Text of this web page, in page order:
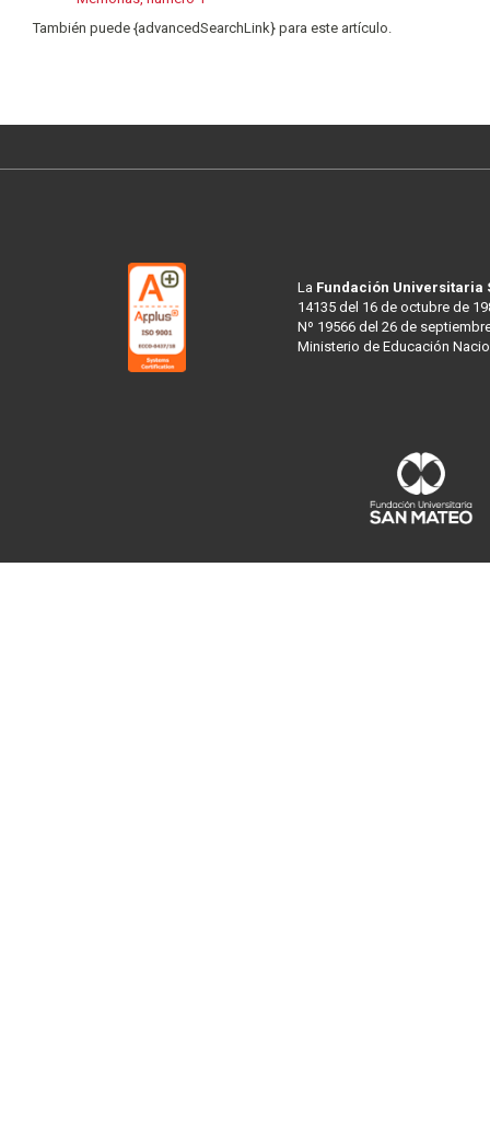
También puede {advancedSearchLink} para este artículo.
La Fundación Universitaria
14135 del 16 de octubre de
Nº 19566 del 26 de
Ministerio de Educación